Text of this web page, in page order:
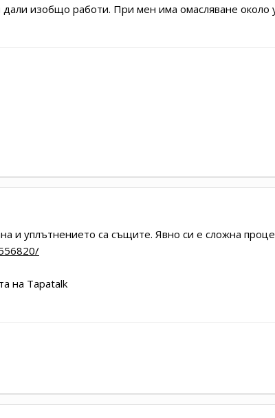
дали изобщо работи. При мен има омасляване
и уплътнението са същите. Явно си е сложна
на Tapatalk